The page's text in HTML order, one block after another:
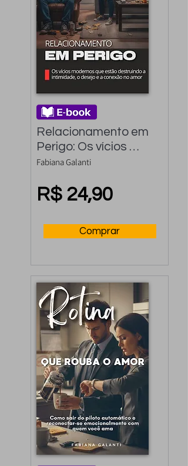
Relacionamento em
Perigo: Os vícios
modernos que estão
e a conexão no amor
Fabiana Galanti
R$ 24,90
Comprar